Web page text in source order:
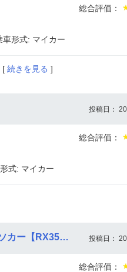
総合評価：
車形式: マイカー
[ 続きを見る ]
投稿日：
総合評価：
式: マイカー
【レビュー】ふにゃふにゃ特化型おじさんハイソカー【RX350バージョンL】 投稿日：
総合評価：